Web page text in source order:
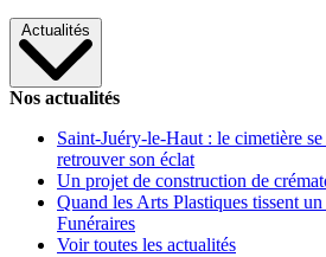
Actualités
Nos actualités
Saint-Juéry-le-Haut : le cimetière
retrouver son éclat
Un projet de construction de
Quand les Arts Plastiques tissent
Funéraires
Voir toutes les actualités